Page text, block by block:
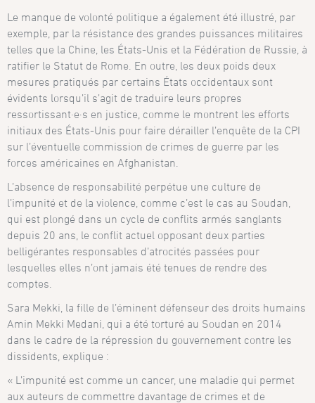
Le manque de volonté politique a également été illustré, par
exemple, par la résistance des grandes puissances militaires
telles que la Chine, les États-Unis et la Fédération de Russie, à
ratifier le Statut de Rome. En outre, les deux poids deux
mesures pratiqués par certains États occidentaux sont
évidents lorsqu’il s’agit de traduire leurs propres
ressortissant·e·s en justice, comme le montrent les efforts
initiaux des États-Unis pour faire dérailler l’enquête de la CPI
sur l’éventuelle commission de crimes de guerre par les
forces américaines en Afghanistan.
L’absence de responsabilité perpétue une culture de
l’impunité et de la violence, comme c’est le cas au Soudan,
qui est plongé dans un cycle de conflits armés sanglants
depuis 20 ans, le conflit actuel opposant deux parties
belligérantes responsables d’atrocités passées pour
lesquelles elles n’ont jamais été tenues de rendre des
comptes.
Sara Mekki, la fille de l’éminent défenseur des droits humains
Amin Mekki Medani, qui a été torturé au Soudan en 2014
dans le cadre de la répression du gouvernement contre les
dissidents, explique :
« L’impunité est comme un cancer, une maladie qui permet
aux auteurs de commettre davantage de crimes et de